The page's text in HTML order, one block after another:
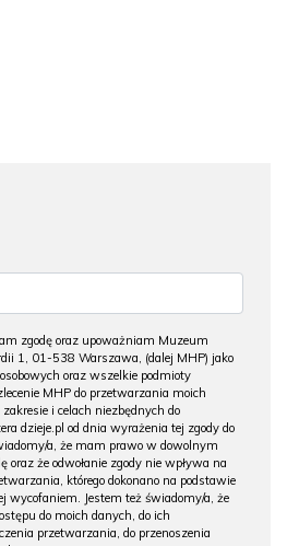
zgodę oraz upoważniam Muzeum
1, 01-538 Warszawa, (dalej MHP) jako
oraz wszelkie podmioty
MHP do przetwarzania moich
i celach niezbędnych do
dzieje.pl od dnia wyrażenia tej zgody do
a, że mam prawo w dowolnym
oraz że odwołanie zgody nie wpływa na
którego dokonano na podstawie
wycofaniem. Jestem też świadomy/a, że
do moich danych, do ich
przetwarzania, do przenoszenia